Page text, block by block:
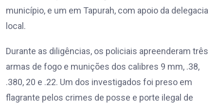
município, e um em Tapurah, com apoio da delegacia
local.
Durante as diligências, os policiais apreenderam três
armas de fogo e munições dos calibres 9 mm, .38,
.380, 20 e .22. Um dos investigados foi preso em
flagrante pelos crimes de posse e porte ilegal de